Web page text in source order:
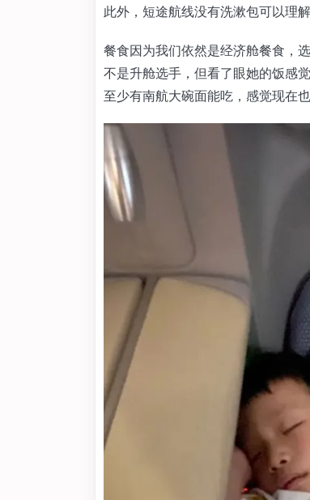
此外，短途航线没有洗漱包可以理
餐食因为我们依然是经济舱餐食，
不是升舱选手，但看了眼她的饭感
至少有南航大碗面能吃，感觉现在